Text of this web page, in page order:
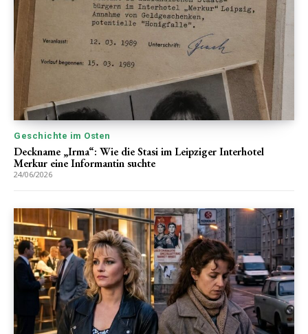
Geschichte im Osten
Deckname „Irma“: Wie die Stasi im Leipziger Interhotel
Merkur eine Informantin suchte
24/06/2026